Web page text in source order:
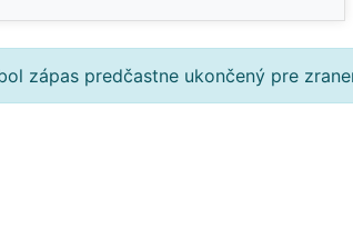
zápas predčastne ukončený pre